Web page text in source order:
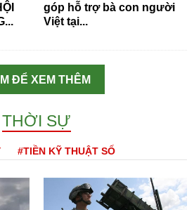
góp hỗ trợ bà con người
Việt tại...
ĐỂ XEM THÊM
THỜI SỰ
#TIỀN KỸ THUẬT SỐ